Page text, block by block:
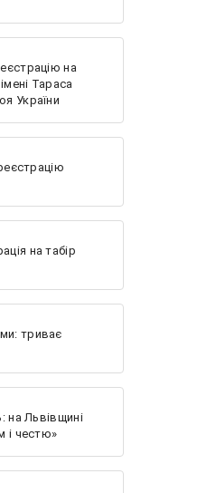
на
Тараса
України
на табір
триває
на Львівщині
і честю»